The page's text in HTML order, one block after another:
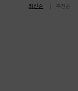
최신순 추천순